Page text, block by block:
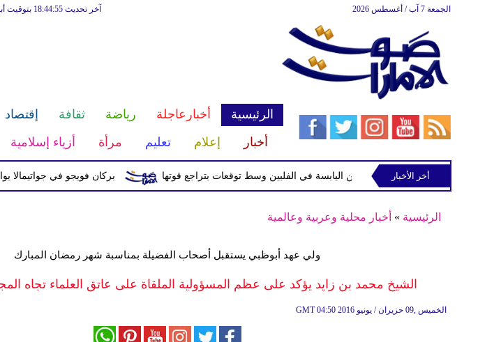
آخر تحديث 18:44:55 بتوقيت أبوظبي الجمعة 7 آب / أغسطس 2026
الرئيسية أخبارعاجلة رياضة ثقافة إقتصاد
أخبار
إعلام تعليم مرأة أزياء إسلامية
بركان فويجو في جواتيمالا يواصل ثورانه وإجلاء 1700 شخص بسبب الاستوائية "مايماي" تقترب من اليابسة في الفلبين وسط توقعات بتراجع قوتها
أخر الأخبار
الرئيسية » أخبار محلية وعربية وعالمية
ولي عهد أبوظبي يستقبل أصحاب الفضيلة بمناسبة شهر رمضان المبارك
الشيخ محمد بن زايد يؤكد على عظم المسؤولية الملقاة على عاتق العلماء تجاه
GMT 04:50 2016 الخميس ,09 حزيران / يونيو